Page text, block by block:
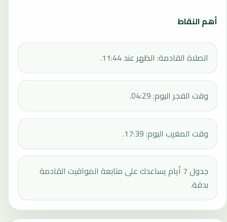
أهم النقاط
الصلاة القادمة: الظهر عند 11:44.
وقت الفجر اليوم: 04:29.
وقت المغرب اليوم: 17:39.
جدول 7 أيام يساعدك على متابعة المواقيت القادمة
بدقة.